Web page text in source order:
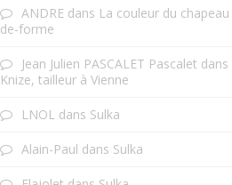
ANDRE dans La couleur du
de-forme
Jean Julien PASCALET Pascalet dans
Knize, tailleur à Vienne
LNOL dans Sulka
Alain-Paul dans Sulka